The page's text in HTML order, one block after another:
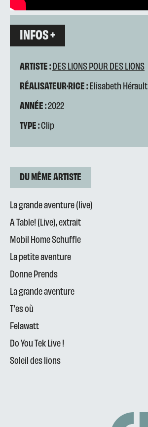
INFOS +
ARTISTE :DES LIONS POUR DES LIONS
RÉALISATEUR·RICE :Elisabeth Hérault
ANNÉE :2022
TYPE :Clip
DU MÊME ARTISTE
La grande aventure (live)
A Table! (Live), extrait
Mobil Home Schuffle
La petite aventure
Donne Prends
La grande aventure
T’es où
Felawatt
Do You Tek Live !
Soleil des lions